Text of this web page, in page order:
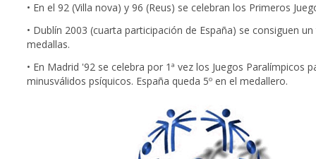
• En el 92 (Villa nova) y 96 (Reus) se celebran los Primeros
• Dublín 2003 (cuarta participación de España) se consiguen
medallas.
• En Madrid '92 se celebra por 1ª vez los Juegos Paralímpicos
minusválidos psíquicos. España queda 5º en el medallero.